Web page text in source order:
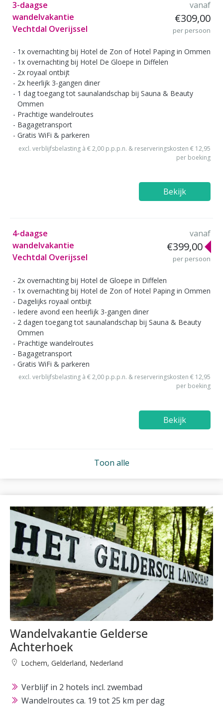
3-daagse
wandelvakantie
Vechtdal Overijssel
vanaf
€309,00
per persoon
1x overnachting bij Hotel de Zon of Hotel Paping in Ommen
1x overnachting bij Hotel De Gloepe in Diffelen
2x royaal ontbijt
2x heerlijk 3-gangen diner
1 dag toegang tot saunalandschap bij Sauna & Beauty
Ommen
Prachtige wandelroutes
Bagagetransport
Gratis WiFi & parkeren
excl. verblijfsbelasting à € 2,00 p.p.p.n. & reserveringskosten € 12,95
per boeking
Bekijk
4-daagse
wandelvakantie
Vechtdal Overijssel
vanaf
€399,00
per persoon
2x overnachting bij Hotel de Gloepe in Diffelen
1x overnachting bij Hotel de Zon of Hotel Paping in Ommen
Dagelijks royaal ontbijt
Iedere avond een heerlijk 3-gangen diner
2 dagen toegang tot saunalandschap bij Sauna & Beauty
Ommen
Prachtige wandelroutes
Bagagetransport
Gratis WiFi & parkeren
excl. verblijfsbelasting à € 2,00 p.p.p.n. & reserveringskosten € 12,95
per boeking
Bekijk
Toon alle
Wandelvakantie Gelderse
Achterhoek
Lochem, Gelderland, Nederland
Verblijf in 2 hotels incl. zwembad
Wandelroutes ca. 19 tot 25 km per dag